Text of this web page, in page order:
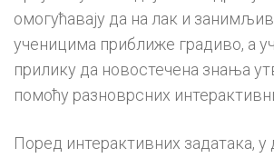
омогућавају да на лак и
ученицима приближе градиво, а
прилику да новостечена знања
помоћу разноврсних
Поред интерактивних задатака, у